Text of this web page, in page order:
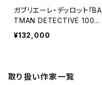
ガブリエーレ・デッロット『BA
TMAN DETECTIVE 100
0』版画
¥132,000
取り扱い作家一覧